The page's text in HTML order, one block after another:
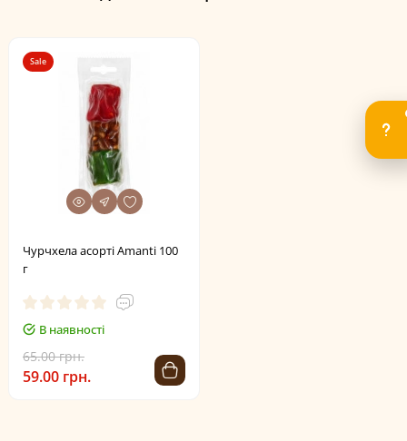
Sale
Чурчхела асорті Amanti 100
г
В наявності
65.00 грн.
59.00 грн.